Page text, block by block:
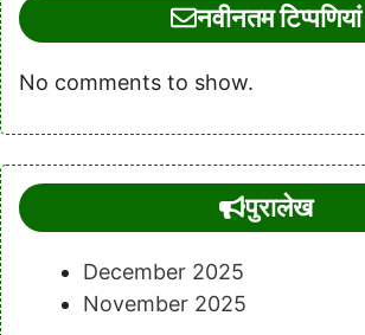
नवीनतम टिप्पणियां
No comments to show.
पुरालेख
December 2025
November 2025